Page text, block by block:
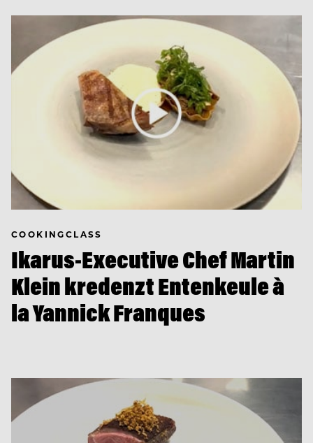
COOKINGCLASS
Ikarus-Executive Chef Martin
Klein kredenzt Entenkeule à
la Yannick Franques